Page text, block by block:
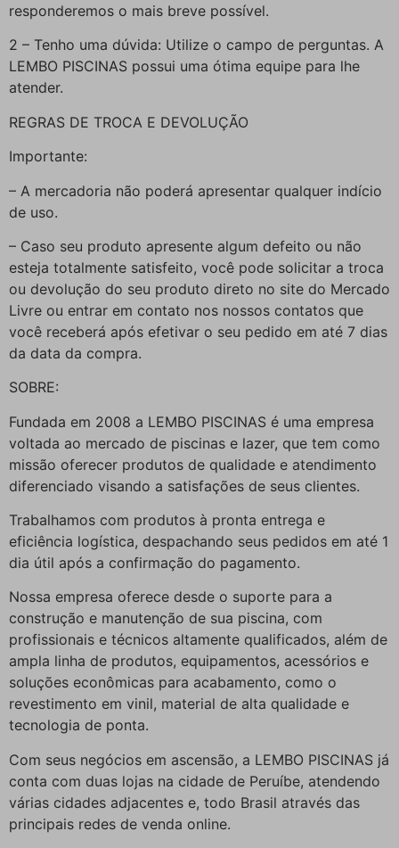
responderemos o mais breve possível.
2 – Tenho uma dúvida: Utilize o campo de perguntas. A
LEMBO PISCINAS possui uma ótima equipe para lhe
atender.
REGRAS DE TROCA E DEVOLUÇÃO
Importante:
– A mercadoria não poderá apresentar qualquer indício
de uso.
– Caso seu produto apresente algum defeito ou não
esteja totalmente satisfeito, você pode solicitar a troca
ou devolução do seu produto direto no site do Mercado
Livre ou entrar em contato nos nossos contatos que
você receberá após efetivar o seu pedido em até 7 dias
da data da compra.
SOBRE:
Fundada em 2008 a LEMBO PISCINAS é uma empresa
voltada ao mercado de piscinas e lazer, que tem como
missão oferecer produtos de qualidade e atendimento
diferenciado visando a satisfações de seus clientes.
Trabalhamos com produtos à pronta entrega e
eficiência logística, despachando seus pedidos em até 1
dia útil após a confirmação do pagamento.
Nossa empresa oferece desde o suporte para a
construção e manutenção de sua piscina, com
profissionais e técnicos altamente qualificados, além de
ampla linha de produtos, equipamentos, acessórios e
soluções econômicas para acabamento, como o
revestimento em vinil, material de alta qualidade e
tecnologia de ponta.
Com seus negócios em ascensão, a LEMBO PISCINAS já
conta com duas lojas na cidade de Peruíbe, atendendo
várias cidades adjacentes e, todo Brasil através das
principais redes de venda online.